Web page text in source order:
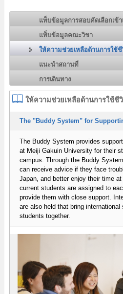
แท็บข้อมูลการสอบคัดเลือกเข้า
แท็บข้อมูลคณะวิชา
ให้ความช่วยเหลือด้านการใช้
แนะนำสถานที่
การเดินทาง
ให้ความช่วยเหลือด้านการใช้ชี
The "Buddy System" for
The Buddy System provides
at Meiji Gakuin University for their
campus. Through the Buddy
can receive advice if they face
Japan, and better enjoy their time
current students are assigned to
provide them with close support.
are also held that bring
students together.